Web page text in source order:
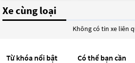
Xe cùng loại
Không có tin xe liên
Từ khóa nổi bật Có thể bạn cần